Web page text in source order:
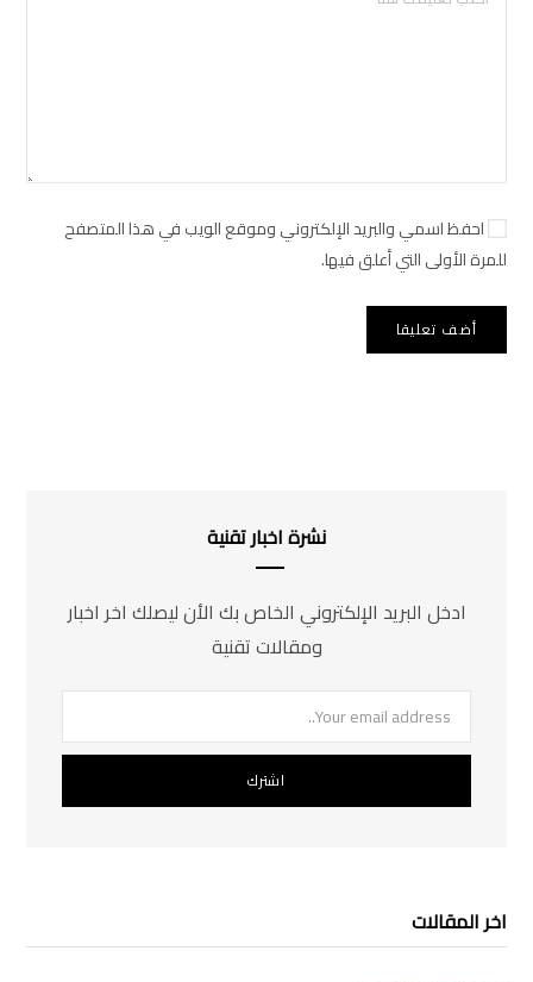
احفظ اسمي والبريد الإلكتروني وموقع الويب في هذا المتصفح
للمرة الأولى التي أعلق فيها.
نشرة اخبار تقنية
ادخل البريد الإلكتروني الخاص بك الأن ليصلك اخر اخبار
ومقالات تقنية
اخر المقالات